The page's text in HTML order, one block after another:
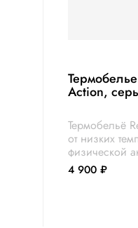
Action,
Термобельё
от низких
физической
4 900 ₽